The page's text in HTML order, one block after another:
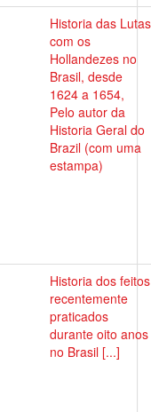
Historia das Lutas
com os
Hollandezes no
Brasil, desde
1624 a 1654,
Pelo autor da
Historia Geral do
Brazil (com uma
estampa)
Historia dos feitos
recentemente
praticados
durante oito anos
no Brasil [...]